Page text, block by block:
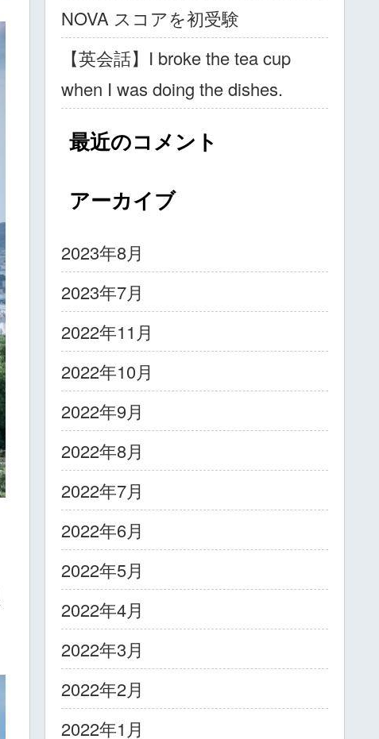
NOVA スコアを初受験
【英会話】I broke the tea cup
when I was doing the dishes.
最近のコメント
アーカイブ
2023年8月
2023年7月
2022年11月
2022年10月
2022年9月
2022年8月
2022年7月
2022年6月
2022年5月
2022年4月
2022年3月
2022年2月
2022年1月